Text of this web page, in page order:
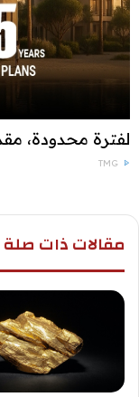
لفترة محدودة، مقدم 1.5% وتقسيط حتى
TMG
مقالات ذات صلة